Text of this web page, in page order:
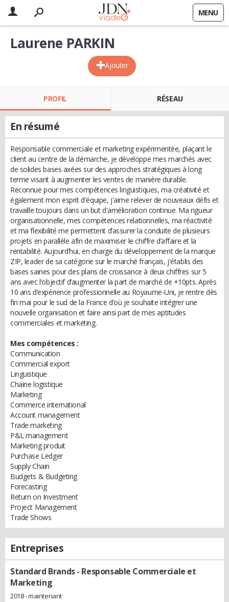
MENU
Ajouter
Laurene PARKIN
PROFIL RÉSEAU
En résumé
Responsable commerciale et marketing expérimentée, plaçant le
client au centre de la démarche, je développe mes marchés avec
de solides bases axées sur des approches stratégiques à long
terme visant à augmenter les ventes de manière durable.
Reconnue pour mes compétences linguistiques, ma créativité et
également mon esprit d'équipe, j'aime relever de nouveaux défis et
travaille toujours dans un but d'amélioration continue. Ma rigueur
organisationnelle, mes compétences relationnelles, ma réactivité
et ma flexibilité me permettent d’assurer la conduite de plusieurs
projets en parallèle afin de maximiser le chiffre d’affaire et la
rentabilité. Aujourd’hui, en charge du développement de la marque
ZIP, leader de sa catégorie sur le marché français, j'établis des
bases saines pour des plans de croissance à deux chiffres sur 5
ans avec l’objectif d’augmenter la part de marché de +10pts. Après
10 ans d’expérience professionnelle au Royaume-Uni, je rentre dès
fin mai pour le sud de la France d’où je souhaite intégrer une
nouvelle organisation et faire ainsi part de mes aptitudes
commerciales et marketing.
Mes compétences :
Communication
Commercial export
Linguistique
Chaine logistique
Marketing
Commerce international
Account management
Trade marketing
P&L management
Marketing produit
Purchase Ledger
Supply Chain
Budgets & Budgeting
Forecasting
Return on Investment
Project Management
Trade Shows
Entreprises
Standard Brands- Responsable Commerciale et
Marketing
2018 - maintenant